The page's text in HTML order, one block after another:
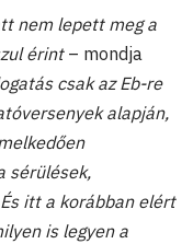
nem lepett meg a
érint– mondja
csak az Eb-re
alapján,
sérülések,
itt a korábban elért
is legyen a